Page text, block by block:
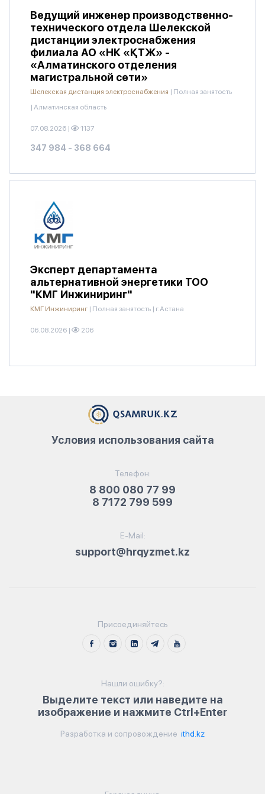
Ведущий инженер производственно-
технического отдела Шелекской
дистанции электроснабжения
филиала АО «НК «ҚТЖ» -
«Алматинского отделения
магистральной сети»
Шелекская дистанция электроснабжения | Полная занятость
| Алматинская область
07.08.2026 | 1137
347 984 - 368 664
Эксперт департамента
альтернативной энергетики ТОО
"КМГ Инжиниринг"
КМГ Инжиниринг | Полная занятость | г.Астана
06.08.2026 | 206
Телефон:
8 800 080 77 99
8 7172 799 599
E-Mail:
support@hrqyzmet.kz
Условия использования сайта
Присоединяйтесь
Нашли ошибку?:
Выделите текст или наведите на
изображение и нажмите Ctrl+Enter
Разработка и сопровождение ithd.kz